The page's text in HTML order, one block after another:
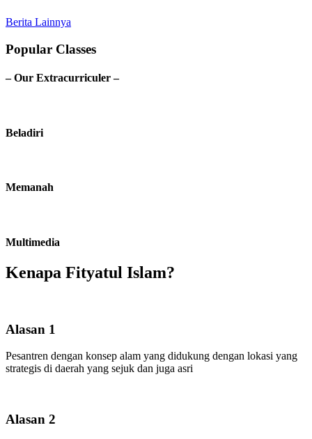
Berita Lainnya
Popular Classes
– Our Extracurriculer –
Beladiri
Memanah
Multimedia
Kenapa Fityatul Islam?
Alasan 1
Pesantren dengan konsep alam yang didukung dengan lokasi yang
strategis di daerah yang sejuk dan juga asri
Alasan 2